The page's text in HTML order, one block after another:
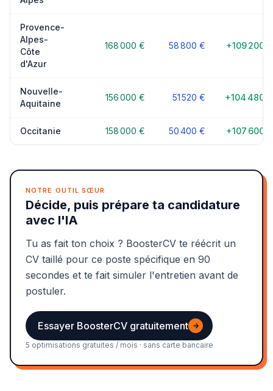
Provence-
Alpes-
Côte
d'Azur
168 000 € 58 800 € +109 200 €
Nouvelle-
Aquitaine
156 000 € 51 520 € +104 480 €
Occitanie 158 000 € 50 400 € +107 600 €
NOTRE OUTIL SŒUR
Décide, puis prépare ta candidature
avec l'IA
Tu as fait ton choix ? BoosterCV te réécrit un
CV taillé pour ce poste spécifique en 90
secondes et te fait simuler l'entretien avant de
postuler.
Essayer BoosterCV gratuitement →
5 optimisations gratuites / mois · sans carte bancaire